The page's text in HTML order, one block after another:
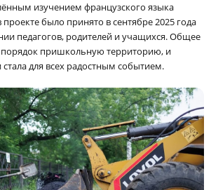
изучением французского языка
было принято в сентябре 2025 года
педагогов, родителей и учащихся. Общее
порядок пришкольную территорию, и
для всех радостным событием.